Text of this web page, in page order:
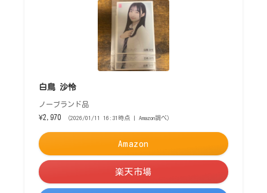
白鳥 沙怜
ノーブランド品
¥2,970
（2026/01/11 16:31時点 | Amazon調べ）
Amazon
楽天市場